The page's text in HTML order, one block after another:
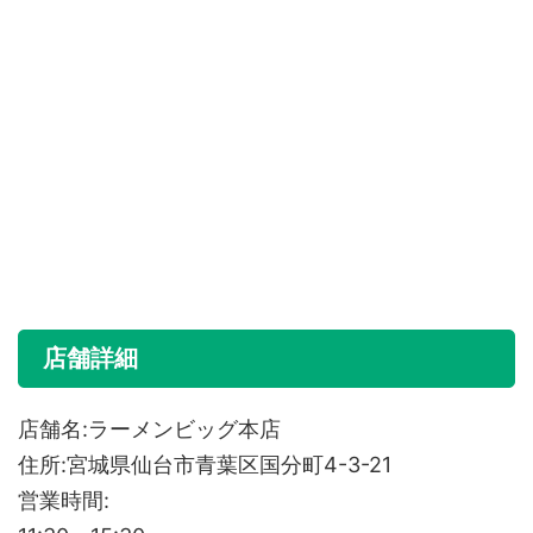
店舗詳細
店舗名:ラーメンビッグ本店
住所:宮城県仙台市青葉区国分町4-3-21
営業時間: